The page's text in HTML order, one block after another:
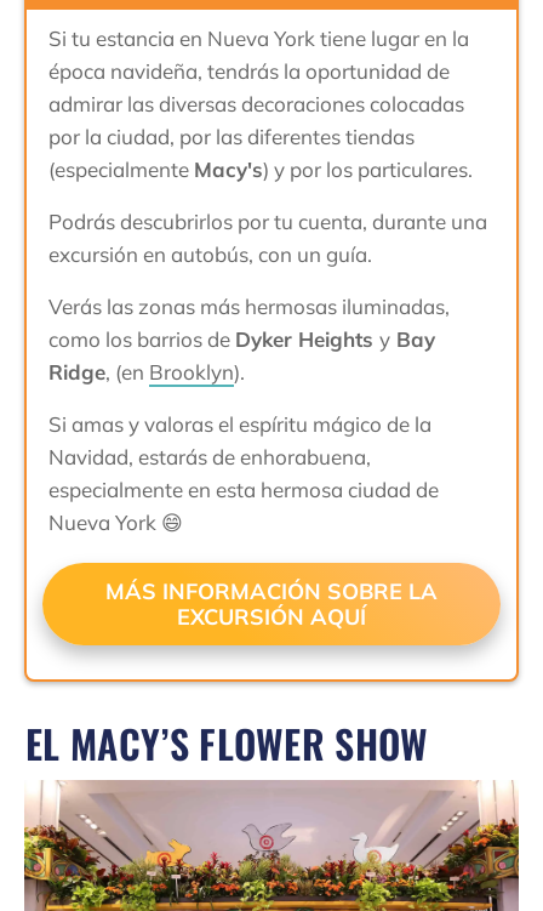
Si tu estancia en Nueva York tiene lugar en la
época navideña, tendrás la oportunidad de
admirar las diversas decoraciones colocadas
por la ciudad, por las diferentes tiendas
(especialmente Macy's) y por los particulares.
Podrás descubrirlos por tu cuenta, durante una
excursión en autobús, con un guía.
Verás las zonas más hermosas iluminadas,
como los barrios de Dyker Heights y Bay
Ridge, (en Brooklyn).
Si amas y valoras el espíritu mágico de la
Navidad, estarás de enhorabuena,
especialmente en esta hermosa ciudad de
Nueva York 😄
MÁS INFORMACIÓN SOBRE LA
EXCURSIÓN AQUÍ
EL MACY’S FLOWER SHOW